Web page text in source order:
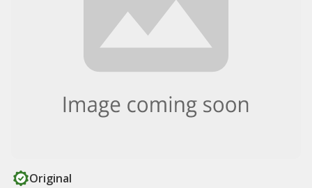
Original